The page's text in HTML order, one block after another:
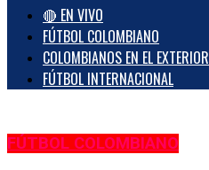
🔴 EN VIVO
FÚTBOL COLOMBIANO
COLOMBIANOS EN EL EXTERIOR
FÚTBOL INTERNACIONAL
FÚTBOL COLOMBIANO